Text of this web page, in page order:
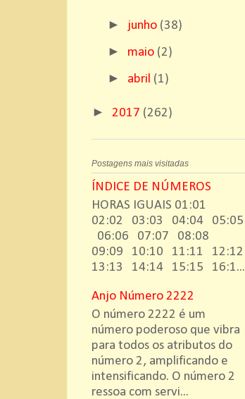
► junho (38)
► maio (2)
► abril (1)
► 2017 (262)
Postagens mais visitadas
ÍNDICE DE NÚMEROS
HORAS IGUAIS 01:01
02:02 03:03 04:04 05:05
06:06 07:07 08:08
09:09 10:10 11:11 12:12
13:13 14:14 15:15 16:1...
Anjo Número 2222
O número 2222 é um
número poderoso que vibra
para todos os atributos do
número 2, amplificando e
intensificando. O número 2
ressoa com servi...